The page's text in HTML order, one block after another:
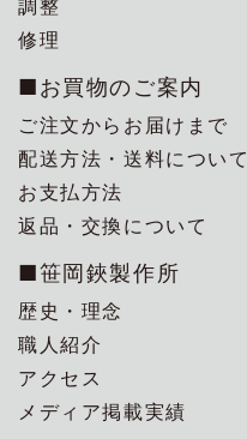
調整
修理
■お買物のご案内
ご注文からお届けまで
配送方法・送料について
お支払方法
返品・交換について
■笹岡鋏製作所
歴史・理念
職人紹介
アクセス
メディア掲載実績